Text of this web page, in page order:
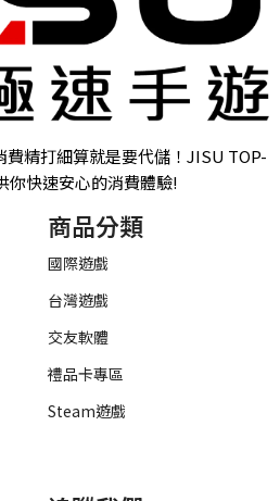
精打細算就是要代儲！JISU TOP-
你快速安心的消費體驗!
商品分類
國際遊戲
台灣遊戲
交友軟體
禮品卡專區
Steam遊戲